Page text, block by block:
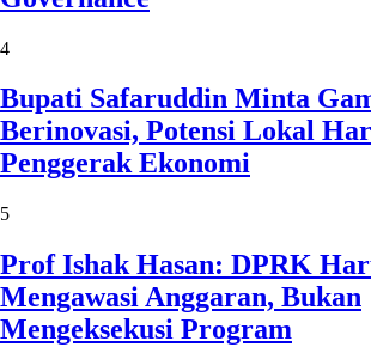
4
Bupati Safaruddin Minta
Berinovasi, Potensi Lokal
Penggerak Ekonomi
5
Prof Ishak Hasan: DPRK
Mengawasi Anggaran, Bukan
Mengeksekusi Program